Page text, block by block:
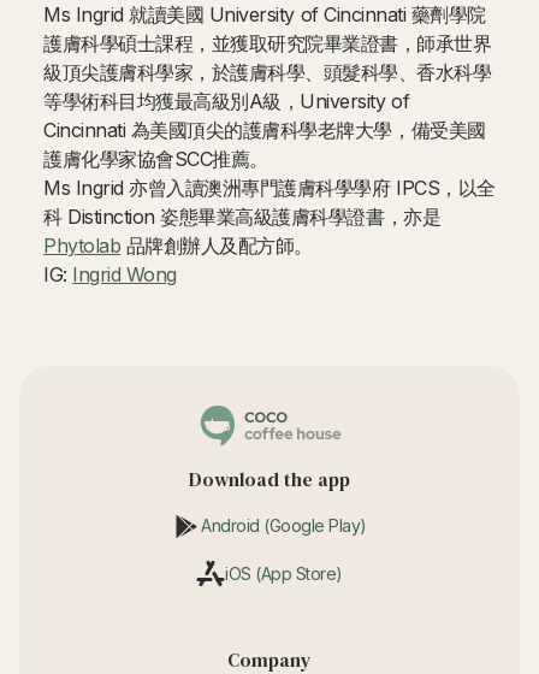
Ms Ingrid 就讀美國 University of Cincinnati 藥劑學院
護膚科學碩士課程，並獲取研究院畢業證書，師承世界
級頂尖護膚科學家，於護膚科學、頭髮科學、香水科學
等學術科目均獲最高級別A級，University of
Cincinnati 為美國頂尖的護膚科學老牌大學，備受美國
護膚化學家協會SCC推薦。
Ms Ingrid 亦曾入讀澳洲專門護膚科學學府 IPCS，以全
科 Distinction 姿態畢業高級護膚科學證書，亦是
Phytolab 品牌創辦人及配方師。
IG: Ingrid Wong
Download the app
Android (Google Play)
iOS (App Store)
Company